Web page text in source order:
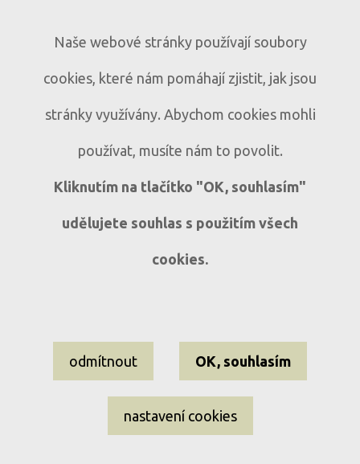
Světlý byt 3+1 s lodžií a
Sušici
B317
Prodej bytu 3+1 s lodžií a
Nastavení cookies
Informace o souborech cookies
Naše webové stránky používají soubory
cookies, které nám pomáhají zjistit, jak jsou
stránky využívány. Abychom cookies mohli
používat, musíte nám to povolit.
Kliknutím na tlačítko "OK, souhlasím"
udělujete souhlas s použitím všech
cookies.
odmítnout OK, souhlasím
nastavení cookies